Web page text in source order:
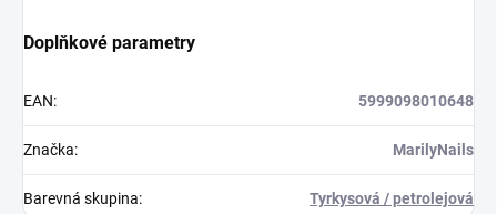
Doplňkové parametry
EAN: 5999098010648
Značka: MarilyNails
Barevná skupina: Tyrkysová / petrolejová